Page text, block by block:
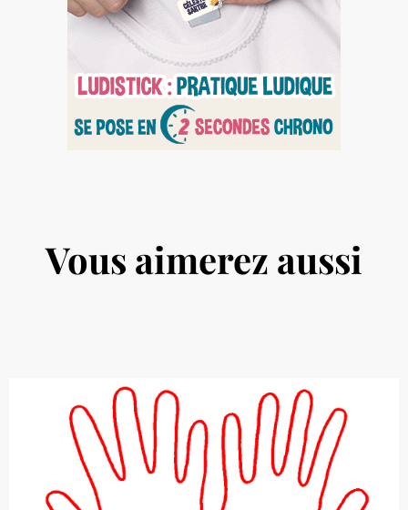
Vous aimerez aussi